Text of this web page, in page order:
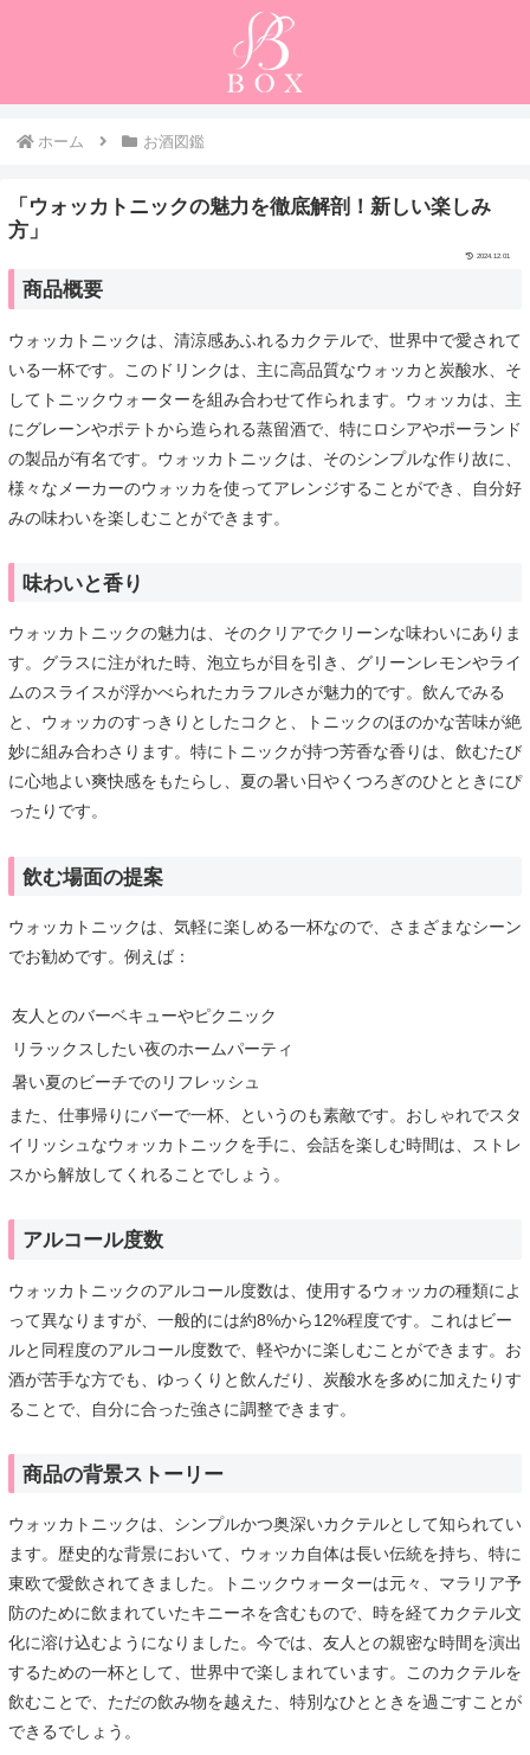
ホーム お酒図鑑
「ウォッカトニックの魅力を徹底解剖！新しい楽しみ
方」
2024.12.01
商品概要
ウォッカトニックは、清涼感あふれるカクテルで、世界中で愛されて
いる一杯です。このドリンクは、主に高品質なウォッカと炭酸水、そ
してトニックウォーターを組み合わせて作られます。ウォッカは、主
にグレーンやポテトから造られる蒸留酒で、特にロシアやポーランド
の製品が有名です。ウォッカトニックは、そのシンプルな作り故に、
様々なメーカーのウォッカを使ってアレンジすることができ、自分好
みの味わいを楽しむことができます。
味わいと香り
ウォッカトニックの魅力は、そのクリアでクリーンな味わいにありま
す。グラスに注がれた時、泡立ちが目を引き、グリーンレモンやライ
ムのスライスが浮かべられたカラフルさが魅力的です。飲んでみる
と、ウォッカのすっきりとしたコクと、トニックのほのかな苦味が絶
妙に組み合わさります。特にトニックが持つ芳香な香りは、飲むたび
に心地よい爽快感をもたらし、夏の暑い日やくつろぎのひとときにぴ
ったりです。
飲む場面の提案
ウォッカトニックは、気軽に楽しめる一杯なので、さまざまなシーン
でお勧めです。例えば：
友人とのバーベキューやピクニック
リラックスしたい夜のホームパーティ
暑い夏のビーチでのリフレッシュ
また、仕事帰りにバーで一杯、というのも素敵です。おしゃれでスタ
イリッシュなウォッカトニックを手に、会話を楽しむ時間は、ストレ
スから解放してくれることでしょう。
アルコール度数
ウォッカトニックのアルコール度数は、使用するウォッカの種類によ
って異なりますが、一般的には約8%から12%程度です。これはビー
ルと同程度のアルコール度数で、軽やかに楽しむことができます。お
酒が苦手な方でも、ゆっくりと飲んだり、炭酸水を多めに加えたりす
ることで、自分に合った強さに調整できます。
商品の背景ストーリー
ウォッカトニックは、シンプルかつ奥深いカクテルとして知られてい
ます。歴史的な背景において、ウォッカ自体は長い伝統を持ち、特に
東欧で愛飲されてきました。トニックウォーターは元々、マラリア予
防のために飲まれていたキニーネを含むもので、時を経てカクテル文
化に溶け込むようになりました。今では、友人との親密な時間を演出
するための一杯として、世界中で楽しまれています。このカクテルを
飲むことで、ただの飲み物を越えた、特別なひとときを過ごすことが
できるでしょう。